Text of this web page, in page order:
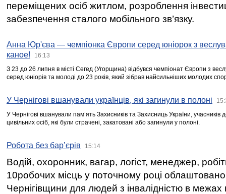
переміщених осіб житлом, розроблення
забезпечення сталого мобільного зв’язку.
Анна Юр'єва — чемпіонка Європи серед юніорок з
каное!
16:13
З 23 до 26 липня в місті Сегед (Угорщина) відбувся чемпіонат Європи з
серед юніорів та молоді до 23 років, який зібрав найсильніших молодих
У Чернігові вшанували українців, які загинули в полоні
У Чернігові вшанували пам’ять Захисників та Захисниць України,
цивільних осіб, які були страчені, закатовані або загинули у полоні.
Робота без бар’єрів 15:14
Водій, охоронник, вагар, логіст, менеджер,
10робочих місць у поточному році
Чернігівщини для людей з інвалідністю в межах